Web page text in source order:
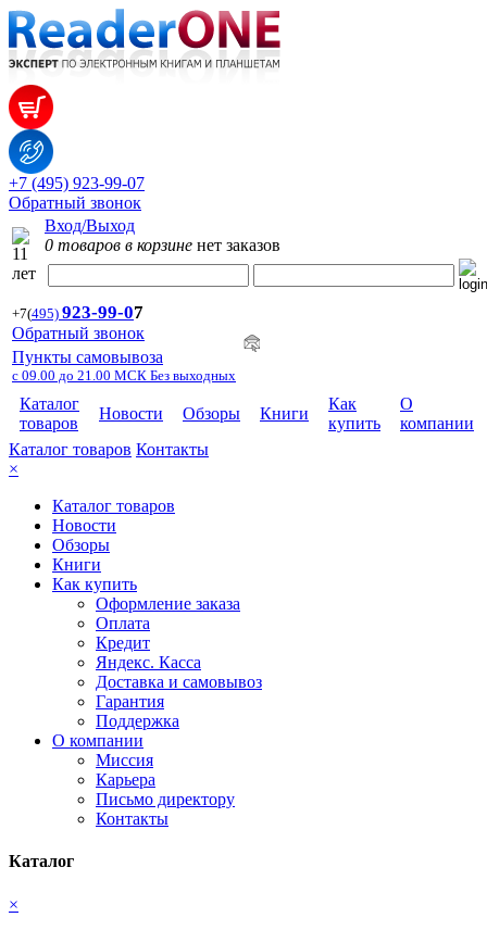
+7 (495) 923-99-07
Обратный звонок
Вход/Выход
0 товаров в корзине нет заказов
+7(495) 923-99-07
Обратный звонок
Пункты самовывоза
с 09.00 до 21.00 МСК Без выходных
Каталог
товаров
Новости Обзоры Книги
Как
купить
О
компании
Каталог товаров Контакты
×
Каталог товаров
Новости
Обзоры
Книги
Как купить
Оформление заказа
Оплата
Кредит
Яндекс. Касса
Доставка и самовывоз
Гарантия
Поддержка
О компании
Миссия
Карьера
Письмо директору
Контакты
Каталог
×